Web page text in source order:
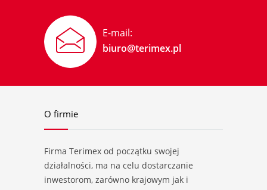
E-mail:
biuro@terimex.pl
O firmie
Firma Terimex od początku swojej
działalności, ma na celu dostarczanie
inwestorom, zarówno krajowym jak i